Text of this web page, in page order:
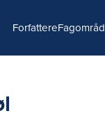
Forfattere